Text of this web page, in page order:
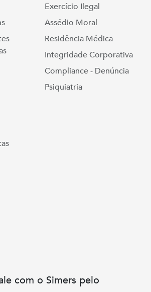
Exercício Ilegal
Assédio Moral
Residência Médica
Integridade Corporativa
Compliance - Denúncia
Psiquiatria
com o Simers pelo